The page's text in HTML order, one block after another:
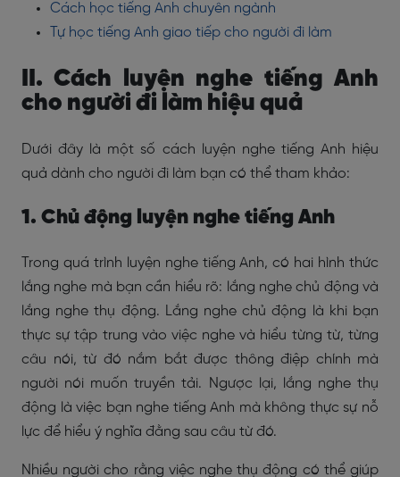
Cách học tiếng Anh chuyên ngành
Tự học tiếng Anh giao tiếp cho người đi làm
II. Cách luyện nghe tiếng Anh
cho người đi làm hiệu quả
Dưới đây là một số cách luyện nghe tiếng Anh hiệu
quả dành cho người đi làm bạn có thể tham khảo:
1. Chủ động luyện nghe tiếng Anh
Trong quá trình luyện nghe tiếng Anh, có hai hình thức
lắng nghe mà bạn cần hiểu rõ: lắng nghe chủ động và
lắng nghe thụ động. Lắng nghe chủ động là khi bạn
thực sự tập trung vào việc nghe và hiểu từng từ, từng
câu nói, từ đó nắm bắt được thông điệp chính mà
người nói muốn truyền tải. Ngược lại, lắng nghe thụ
động là việc bạn nghe tiếng Anh mà không thực sự nỗ
lực để hiểu ý nghĩa đằng sau câu từ đó.
Nhiều người cho rằng việc nghe thụ động có thể giúp